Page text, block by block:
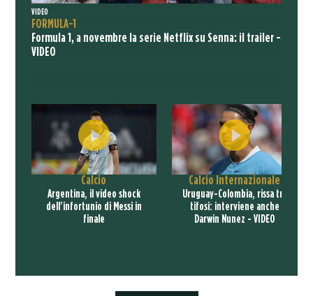
VIDEO
FORMULA-1
Formula 1, a novembre la serie Netflix su Senna: il trailer -
VIDEO
Calcio
Argentina, il video shock
dell’infortunio di Messi in
finale
Calcio Internazionale
Uruguay-Colombia, rissa tra
tifosi: interviene anche
Darwin Nunez - VIDEO